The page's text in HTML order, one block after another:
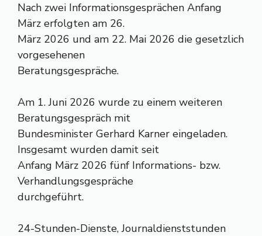
Nach zwei Informationsgesprächen Anfang
März erfolgten am 26.
März 2026 und am 22. Mai 2026 die gesetzlich
vorgesehenen
Beratungsgespräche.
Am 1. Juni 2026 wurde zu einem weiteren
Beratungsgespräch mit
Bundesminister Gerhard Karner eingeladen.
Insgesamt wurden damit seit
Anfang März 2026 fünf Informations- bzw.
Verhandlungsgespräche
durchgeführt.
24-Stunden-Dienste, Journaldienststunden